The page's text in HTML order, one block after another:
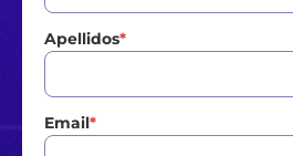
Apellidos*
Email*